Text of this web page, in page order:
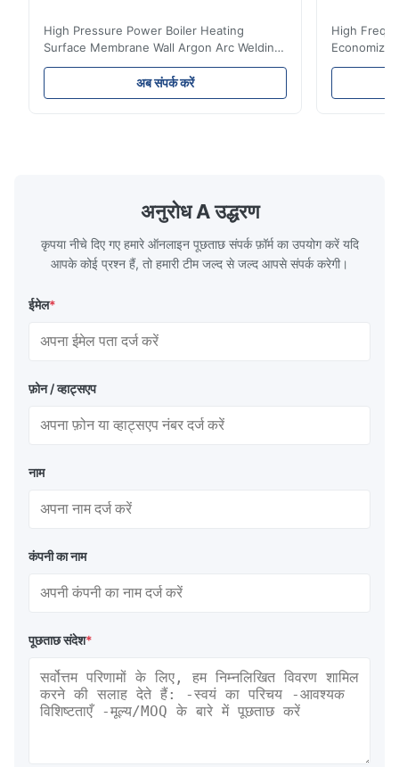
High Pressure Power Boiler Heating
Surface Membrane Wall Argon Arc Welding
For Biomass Boiler Product Introduction
Water wall panels with pins usually laid
vertically on the inner wall of the furnace
the basic component of boiler water
circulation loop.Because of both cooling
अब संपर्क करें
High
Product
industrial
अनुरोध A उद्धरण
कृपया नीचे दिए गए हमारे ऑनलाइन पूछताछ संपर्क फ़ॉर्म का उपयोग करें यदि
आपके कोई प्रश्न हैं, तो हमारी टीम जल्द से जल्द आपसे संपर्क करेगी।
ईमेल*
फ़ोन / व्हाट्सएप
नाम
कंपनी का नाम
पूछताछ संदेश*